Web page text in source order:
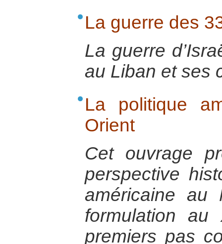
La guerre des
La guerre
au Liban et ses
La politique
Orient
Cet ouvrage
perspective
américaine au
formulation
premiers pas